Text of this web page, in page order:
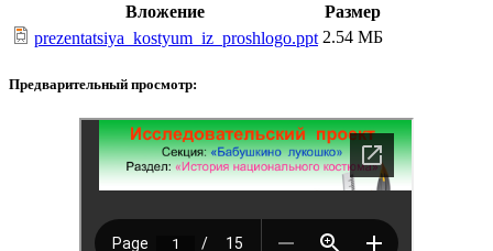
Вложение
Размер
prezentatsiya_kostyum_iz_proshlogo.ppt 2.54 МБ
Предварительный просмотр: